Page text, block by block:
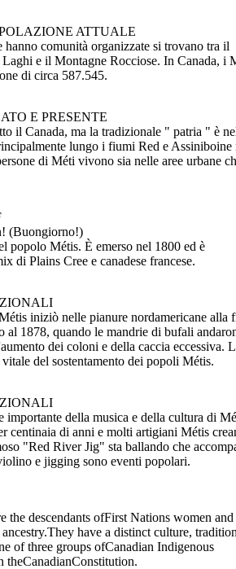
ATTUALE
comunità organizzate si trovano tra il
e il Montagne Rocciose. In Canada, i
di circa 587.545.
E PRESENTE
il Canada, ma la tradizionale " patria " è
lungo i fiumi Red e Assiniboine
di Méti vivono sia nelle aree urbane
(Buongiorno!)
popolo Métis. È emerso nel 1800 ed è
di Plains Cree e canadese francese.
iniziò nelle pianure nordamericane alla
al 1878, quando le mandrie di bufali
dei coloni e della caccia eccessiva.
vitale del sostentamento dei popoli Métis.
importante della musica e della cultura di
centinaia di anni e molti artigiani Métis
"Red River Jig" sta ballando che
e jigging sono eventi popolari.
the descendants ofFirst Nations women
have a distinct culture,
of three groups ofCanadian Indigenous
theCanadianConstitution.